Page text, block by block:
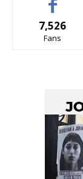
7,526
Fans